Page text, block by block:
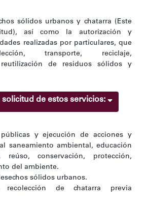
sólidos urbanos y chatarra (Este
así como la autorización y
realizadas por particulares, que
transporte, reciclaje,
de residuos sólidos y
de estos servicios:
y ejecución de acciones y
saneamiento ambiental, educación
reúso, conservación, protección,
del ambiente.
sólidos urbanos.
recolección de chatarra previa